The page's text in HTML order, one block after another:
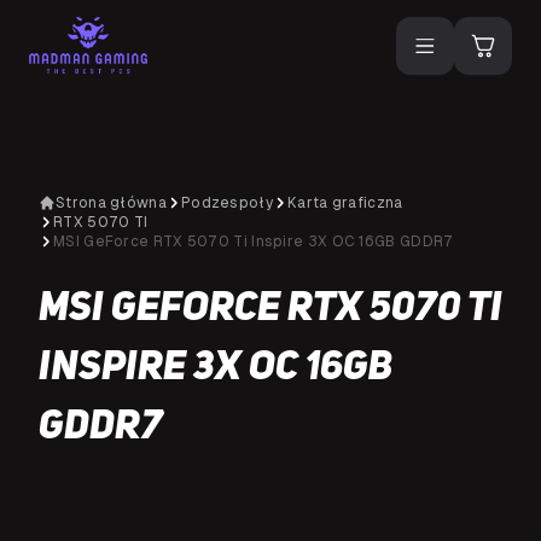
Strona główna Podzespoły
Karta graficzna
RTX 5070 TI
MSI GeForce RTX 5070 Ti Inspire 3X OC 16GB GDDR7
MSI GeForce RTX 5070 Ti
Inspire 3X OC 16GB
GDDR7